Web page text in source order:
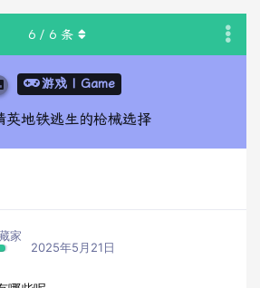
游戏 | Game
英地铁逃生的枪械选择
6 / 6 条
家
2025年5月21日